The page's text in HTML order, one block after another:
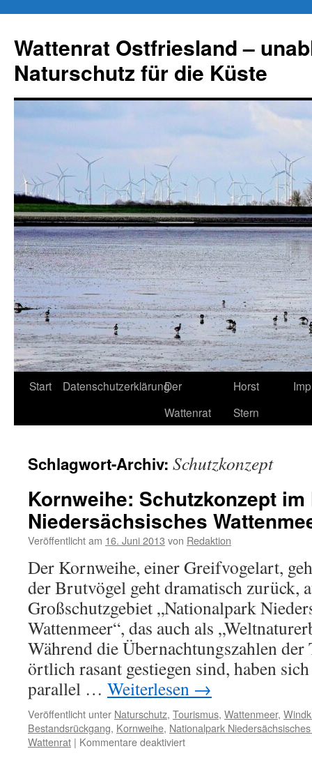
springen
Wattenrat Ostfriesland –
Naturschutz für die Küste
Start DatenschutzerklärungDer
Wattenrat
Horst
Stern
Schlagwort-Archiv: Schutzkonzept
Kornweihe: Schutzkonzept
Niedersächsisches
Veröffentlicht am 16. Juni 2013 von Redaktion
Der Kornweihe, einer Greifvogelart,
der Brutvögel geht dramatisch zurück,
Großschutzgebiet „Nationalpark
Wattenmeer“, das auch als
Während die Übernachtungszahlen
örtlich rasant gestiegen sind, haben
parallel … Weiterlesen →
Veröffentlicht unter Naturschutz, Tourismus, Wattenmeer,
Bestandsrückgang, Kornweihe, Nationalpark
Wattenrat | Kommentare deaktiviertfür